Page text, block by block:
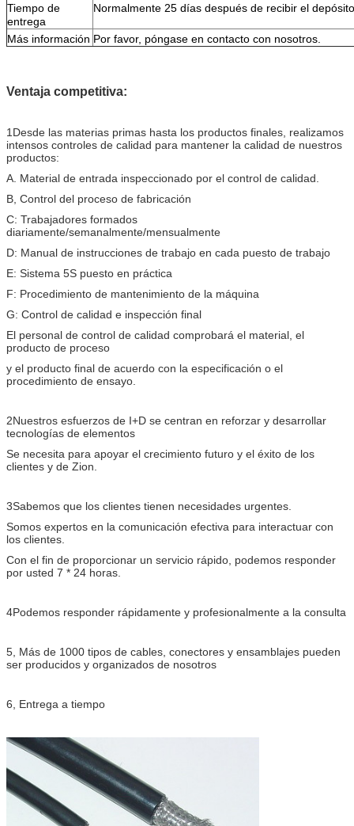
Tiempo de
entrega
Normalmente 25 días después de recibir el
Más información Por favor, póngase en contacto con nosotros.
Ventaja competitiva:
1Desde las materias primas hasta los productos finales, realizamos
intensos controles de calidad para mantener la calidad de nuestros
productos:
A. Material de entrada inspeccionado por el control de calidad.
B, Control del proceso de fabricación
C: Trabajadores formados
diariamente/semanalmente/mensualmente
D: Manual de instrucciones de trabajo en cada puesto de trabajo
E: Sistema 5S puesto en práctica
F: Procedimiento de mantenimiento de la máquina
G: Control de calidad e inspección final
El personal de control de calidad comprobará el material, el
producto de proceso
y el producto final de acuerdo con la especificación o el
procedimiento de ensayo.
2Nuestros esfuerzos de I+D se centran en reforzar y desarrollar
tecnologías de elementos
Se necesita para apoyar el crecimiento futuro y el éxito de los
clientes y de Zion.
3Sabemos que los clientes tienen necesidades urgentes.
Somos expertos en la comunicación efectiva para interactuar con
los clientes.
Con el fin de proporcionar un servicio rápido, podemos responder
por usted 7 * 24 horas.
4Podemos responder rápidamente y profesionalmente a la consulta
5, Más de 1000 tipos de cables, conectores y ensamblajes pueden
ser producidos y organizados de nosotros
6, Entrega a tiempo